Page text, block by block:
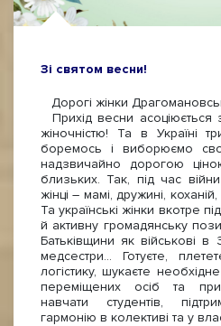
Зі святом весни!
Дорогі жінки
Прихід весни асоціюється
жіночністю! Та в Україні
боремось і виборюємо
надзвичайно дорогою
близьких. Так, під час
жінці – мамі, дружині,
Та українські жінки вкотре
й активну громадянську
Батьківщини як військові
медсестри… Готуєте,
логістику, шукаєте
переміщених осіб та
навчати студентів,
гармонію в колективі та у